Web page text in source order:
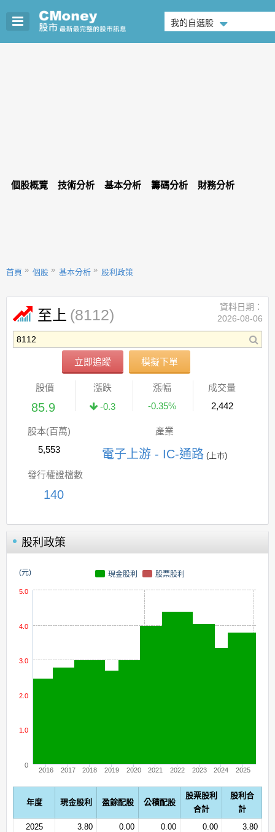
我的自選股
個股概覽 技術分析 基本分析 籌碼分析 財務分析
首頁 個股 基本分析 股利政策
至上 (8112)
立即追蹤 模擬下單
資料日期：
2026-08-06
股價
85.9
漲跌
-0.3
漲幅
-0.35%
成交量
2,442
股本(百萬)
5,553
產業
電子上游 - IC-通路 (上市)
發行權證檔數
140
股利政策
(元) 現金股利 股票股利
2016 2017 2018 2019 2020 2021 2022 2023 2024 2025
0
1.0
2.0
3.0
4.0
5.0
年度 現金股利 盈餘配股 公積配股
股票股利
合計
股利合
計
2025
3.80 0.00 0.00 0.00
3.80